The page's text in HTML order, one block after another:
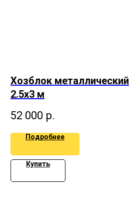
Хозблок металлический
2.5х3 м
52 000 р.
Подробнее
Купить